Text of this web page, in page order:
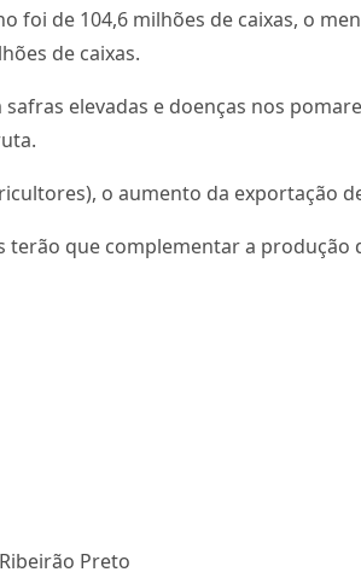
de 104,6 milhões de caixas, o
de caixas.
elevadas e doenças nos
o aumento da exportação
que complementar a produção
Preto